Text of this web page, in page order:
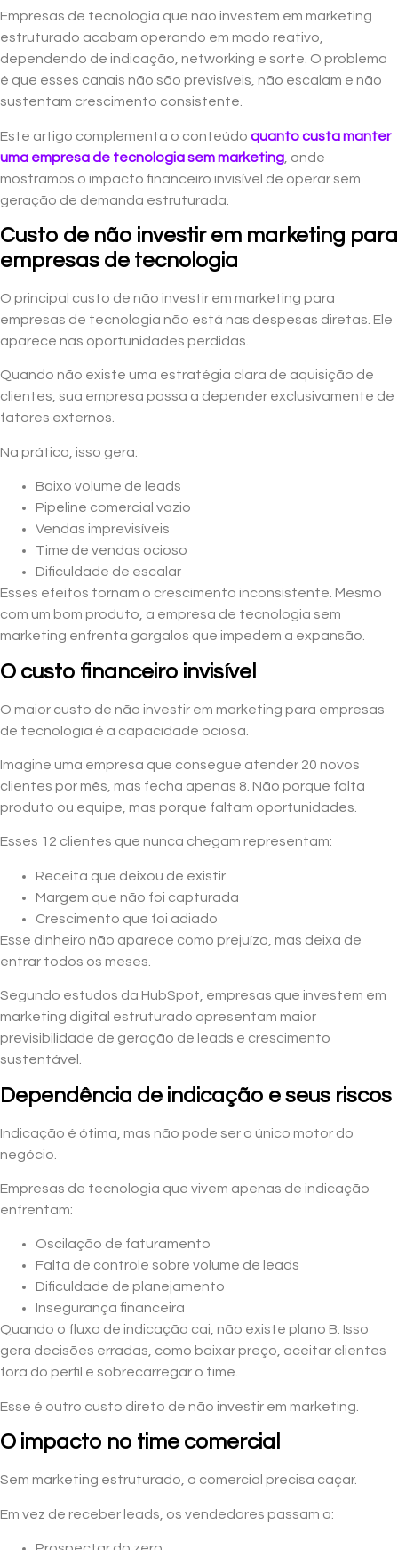
Empresas de tecnologia que não investem em marketing
estruturado acabam operando em modo reativo,
dependendo de indicação, networking e sorte. O problema
é que esses canais não são previsíveis, não escalam e não
sustentam crescimento consistente.
Este artigo complementa o conteúdo quanto custa manter
uma empresa de tecnologia sem marketing , onde
mostramos o impacto financeiro invisível de operar sem
geração de demanda estruturada.
Custo de não investir em marketing para
empresas de tecnologia
O principal custo de não investir em marketing para
empresas de tecnologia não está nas despesas diretas. Ele
aparece nas oportunidades perdidas.
Quando não existe uma estratégia clara de aquisição de
clientes, sua empresa passa a depender exclusivamente de
fatores externos.
Na prática, isso gera:
Baixo volume de leads
Pipeline comercial vazio
Vendas imprevisíveis
Time de vendas ocioso
Dificuldade de escalar
Esses efeitos tornam o crescimento inconsistente. Mesmo
com um bom produto, a empresa de tecnologia sem
marketing enfrenta gargalos que impedem a expansão.
O custo financeiro invisível
O maior custo de não investir em marketing para empresas
de tecnologia é a capacidade ociosa.
Imagine uma empresa que consegue atender 20 novos
clientes por mês, mas fecha apenas 8. Não porque falta
produto ou equipe, mas porque faltam oportunidades.
Esses 12 clientes que nunca chegam representam:
Receita que deixou de existir
Margem que não foi capturada
Crescimento que foi adiado
Esse dinheiro não aparece como prejuízo, mas deixa de
entrar todos os meses.
Segundo estudos da HubSpot, empresas que investem em
marketing digital estruturado apresentam maior
previsibilidade de geração de leads e crescimento
sustentável.
Dependência de indicação e seus riscos
Indicação é ótima, mas não pode ser o único motor do
negócio.
Empresas de tecnologia que vivem apenas de indicação
enfrentam:
Oscilação de faturamento
Falta de controle sobre volume de leads
Dificuldade de planejamento
Insegurança financeira
Quando o fluxo de indicação cai, não existe plano B. Isso
gera decisões erradas, como baixar preço, aceitar clientes
fora do perfil e sobrecarregar o time.
Esse é outro custo direto de não investir em marketing.
O impacto no time comercial
Sem marketing estruturado, o comercial precisa caçar.
Em vez de receber leads, os vendedores passam a: